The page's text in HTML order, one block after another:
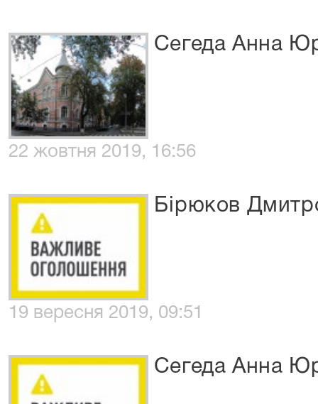
Сегеда Анна
22 жовтня 2019, 16:56
Бірюков
19 вересня 2019, 09:51
Сегеда Анна